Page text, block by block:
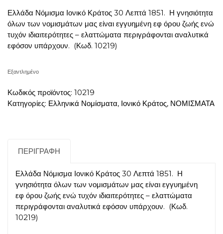
Ελλάδα Νόμισμα Ιονικό Κράτος 30 Λεπτά 1851. Η γνησιότητα
όλων των νομισμάτων μας είναι εγγυημένη εφ όρου ζωής ενώ
τυχόν ιδιαιτερότητες – ελαττώματα περιγράφονται αναλυτικά
εφόσον υπάρχουν. (Κωδ. 10219)
Εξαντλημένο
Κωδικός προϊόντος: 10219
Κατηγορίες: Ελληνικά Νομίσματα, Ιονικό Κράτος, ΝΟΜΙΣΜΑΤΑ
ΠΕΡΙΓΡΑΦΉ
Ελλάδα Νόμισμα Ιονικό Κράτος 30 Λεπτά 1851. Η
γνησιότητα όλων των νομισμάτων μας είναι εγγυημένη
εφ όρου ζωής ενώ τυχόν ιδιαιτερότητες – ελαττώματα
περιγράφονται αναλυτικά εφόσον υπάρχουν. (Κωδ.
10219)